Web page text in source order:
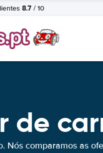
8.7 / 10
de
Nós comparamos as